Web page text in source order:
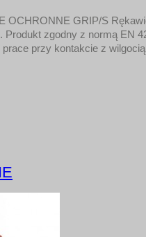
OCHRONNE GRIP/S
Produkt zgodny z normą
przy kontakcie z